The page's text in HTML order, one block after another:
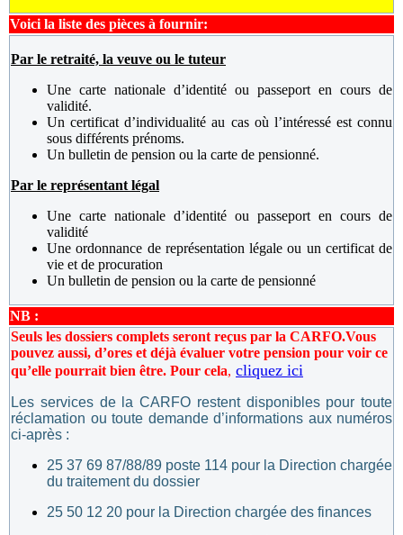
Voici la liste des pièces à fournir:
Par le retraité, la veuve ou le tuteur
Une carte nationale d’identité ou passeport en cours de
validité.
Un certificat d’individualité au cas où l’intéressé est connu
sous différents prénoms.
Un bulletin de pension ou la carte de pensionné.
Par le représentant légal
Une carte nationale d’identité ou passeport en cours de
validité
Une ordonnance de représentation légale ou un certificat de
vie et de procuration
Un bulletin de pension ou la carte de pensionné
NB :
Seuls les dossiers complets seront reçus par la CARFO.Vous
pouvez aussi, d’ores et déjà évaluer votre pension pour voir ce
qu’elle pourrait bien être. Pour cela, cliquez ici
Les services de la CARFO restent disponibles pour toute
réclamation ou toute demande d’informations aux numéros
ci-après :
25 37 69 87/88/89 poste 114 pour la Direction chargée
du traitement du dossier
25 50 12 20 pour la Direction chargée des finances